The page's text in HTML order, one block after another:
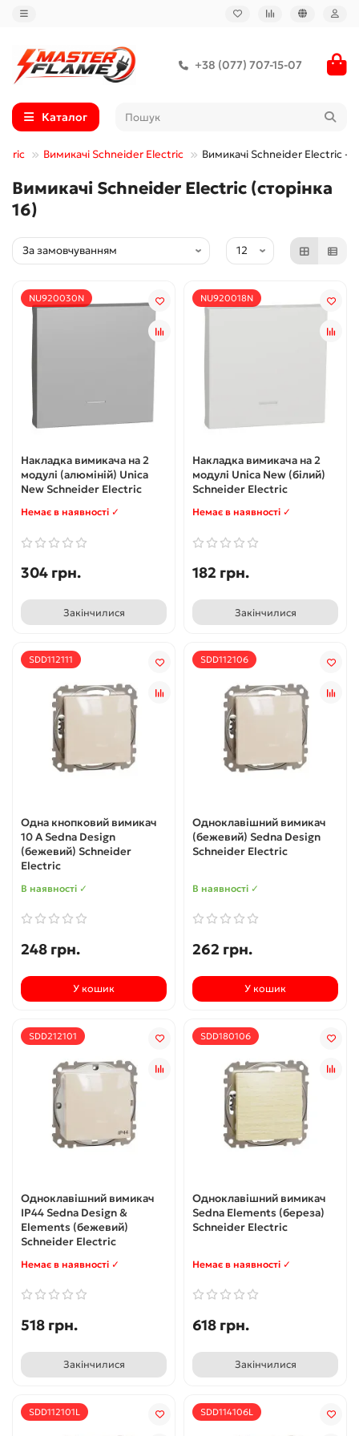
+38 (077) 707-15-07
Каталог
Вимикачі Schneider Electric Вимикачі Schneider Electric -
Вимикачі Schneider Electric (сторінка
16)
NU920030N
Накладка вимикача на 2
модулі (алюміній) Unica
New Schneider Electric
Немає в наявності ✓
304 грн.
Закінчилися
NU920018N
Накладка вимикача на 2
модулі Unica New (білий)
Schneider Electric
Немає в наявності ✓
182 грн.
Закінчилися
SDD112111
Одна кнопковий вимикач
10 А Sedna Design
(бежевий) Schneider
Electric
В наявності ✓
248 грн.
У кошик
SDD112106
Одноклавішний вимикач
(бежевий) Sedna Design
Schneider Electric
В наявності ✓
262 грн.
У кошик
SDD212101
Одноклавішний вимикач
IP44 Sedna Design &
Elements (бежевий)
Schneider Electric
Немає в наявності ✓
518 грн.
Закінчилися
SDD180106
Одноклавішний вимикач
Sedna Elements (береза)
Schneider Electric
Немає в наявності ✓
618 грн.
Закінчилися
SDD112101L SDD114106L